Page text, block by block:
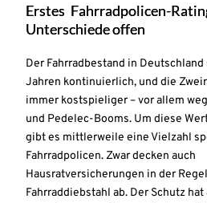
Erstes Fahrradpolicen-
Unterschiede offen
Der Fahrradbestand in
Jahren kontinuierlich, und die
immer kostspieliger – vor allem
und Pedelec-Booms. Um diese
gibt es mittlerweile eine Vielzahl
Fahrradpolicen. Zwar decken auch
Hausratversicherungen in der Regel
Fahrraddiebstahl ab. Der Schutz